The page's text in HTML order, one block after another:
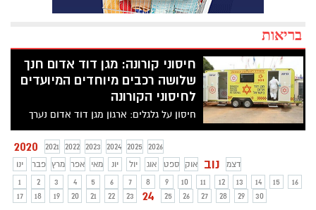
בריאות
חיסוני קורונה: מגן דוד אדום חנך
שלושה רכבים מיוחדים המיועדים
לחיסוני הקורונה
חיסון על גלגלים: ארגון מגן דוד אדום נערך
לחורף ולחיסוני הקורונה שבדרך לישראל -
וחנך במוקד הלאומי של מד"א בקרית אונו
שלושה רכבי קרוואן מיוחדים אשר יכולים
להגיע לנקודות שונות ברחבי הארץ על מנת
לחסן את האוכלוסייה כנגד נגיף הקורונה.
הארגון ערוך לאחסון חצי מיליון חיסוני קורונה.
2020 2021 2022 2023 2024 2025
2026
ינו
פבר מרץ אפר מאי יונ יול אוג ספט אוק נוב
דצמ
1
2 3 4 5 6 7 8 9 10 11 12 13 14 15
16
17
18 19 20 21 22 23 24 25 26 27 28 29 30